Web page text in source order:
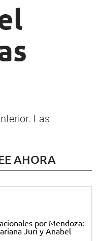
Las
AHORA